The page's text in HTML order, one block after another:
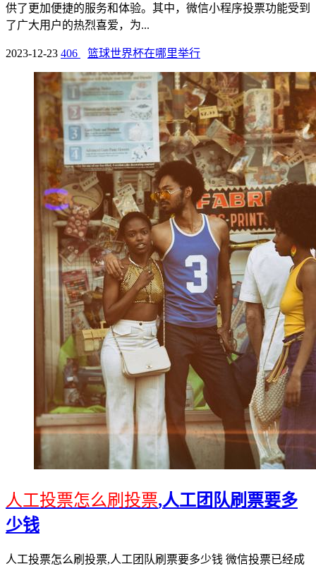
供了更加便捷的服务和体验。其中，微信小程序投票功能受到
了广大用户的热烈喜爱，为...
2023-12-23 406 篮球世界杯在哪里举行
人工投票怎么刷投票,人工团队刷票要多
少钱
人工投票怎么刷投票,人工团队刷票要多少钱 微信投票已经成